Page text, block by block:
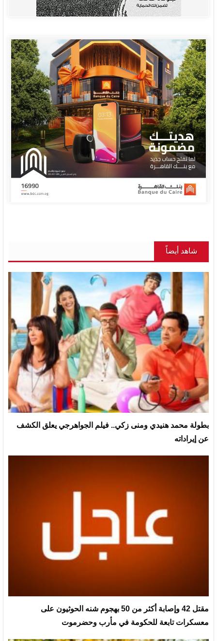
شاهد أيضاً
بطولة محمد هنيدي ومنى زكي.. فيلم الجواهرجي يعلق الكشف
عن إيراداته
مقتل 42 وإصابة أكثر من 50 بهجوم شنه الحوثيون على
معسكرات تابعة للحكومة في مأرب وحضرموت